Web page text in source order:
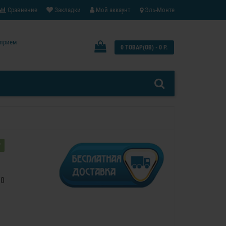
Эль-Монте
Мой аккаунт
Закладки
Сравнение
0 ТОВАР(ОВ) - 0 Р.